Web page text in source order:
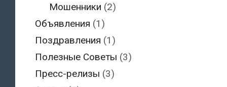
Мошенники (2)
Объявления (1)
Поздравления (1)
Полезные Советы (3)
Пресс-релизы (3)